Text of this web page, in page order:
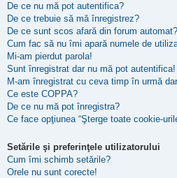
De ce nu mă pot autentifica?
De ce trebuie să mă înregistrez?
De ce sunt scos afară din forum automat?
Cum fac să nu îmi apară numele de
Mi-am pierdut parola!
Sunt înregistrat dar nu mă pot autentifica!
M-am înregistrat cu ceva timp în urmă
Ce este COPPA?
De ce nu mă pot înregistra?
Ce face opţiunea “Şterge toate cookie-
Setările şi preferinţele utilizatorului
Cum îmi schimb setările?
Orele nu sunt corecte!